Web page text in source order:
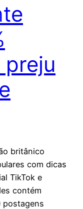
britânico
com dicas
TikTok e
contém
postagens